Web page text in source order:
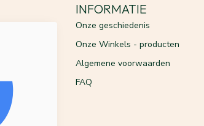
INFORMATIE
Onze geschiedenis
Onze Winkels - producten
Algemene voorwaarden
FAQ